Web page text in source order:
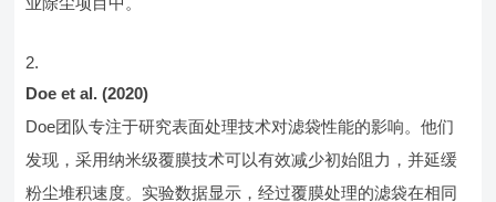
Doe et al. (2020)
Doe团队专注于研究表面处理技术对滤袋性能的影响。他们
发现，采用纳米级覆膜技术可以有效减少初始阻力，并延缓
粉尘堆积速度。实验数据显示，经过覆膜处理的滤袋在相同